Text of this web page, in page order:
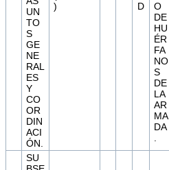
UN
TO
S
GE
NE
RAL
ES
Y
CO
OR
DIN
ACI
ÓN.
)
D
O
DE
HU
ÉR
FA
NO
S
DE
LA
AR
MA
DA
.
SU